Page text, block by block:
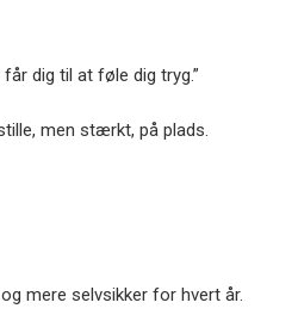
får dig til at føle dig tryg.”
men stærkt, på plads.
mere selvsikker for hvert år.